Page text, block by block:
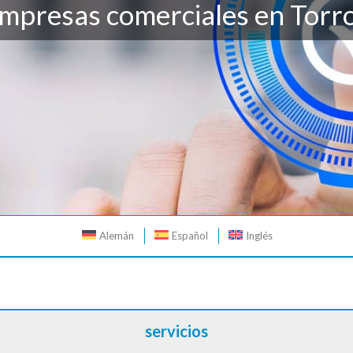
comerciales en
Alemán Español Inglés
servicios